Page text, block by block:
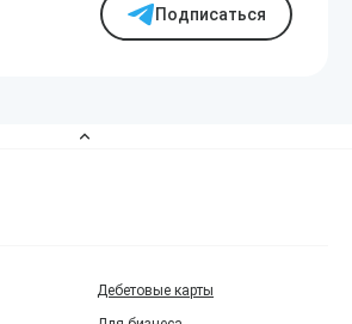
Подписаться
Дебетовые карты